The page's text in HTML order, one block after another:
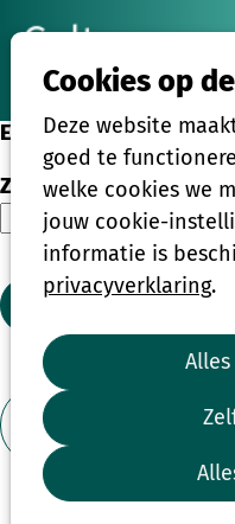
Cookies op
Deze website
goed te
welke cookies we
jouw cookie-
informatie is
privacyverklaring.
Eenmalige activiteiten
Zoeken
Zoeken
2